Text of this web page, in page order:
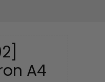
A4